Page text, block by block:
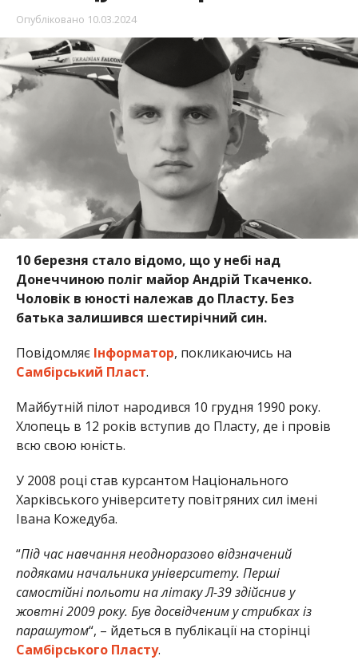
Опубліковано 10.03.2024
10 березня стало відомо, що у небі над
Донеччиною поліг майор Андрій Ткаченко.
Чоловік в юності належав до Пласту. Без
батька залишився шестирічний син.
Повідомляє Інформатор, покликаючись на
Самбірський Пласт.
Майбутній пілот народився 10 грудня 1990 року.
Хлопець в 12 років вступив до Пласту, де і провів
всю свою юність.
У 2008 році став курсантом Національного
Харківського університету повітряних сил імені
Івана Кожедуба.
“Під час навчання неодноразово відзначений
подяками начальника університету. Перші
самостійні польоти на літаку Л-39 здійснив у
жовтні 2009 року. Був досвідченим у стрибках із
парашутом“, – йдеться в публікації на сторінці
Самбірського Пласту.